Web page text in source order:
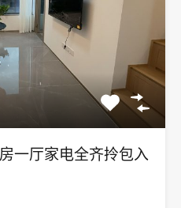
一厅家电全齐拎包入